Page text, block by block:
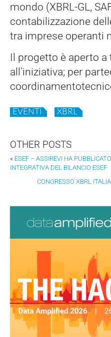
mondo (XBRL-GL,
contabilizzazione
tra imprese operanti
Il progetto è aperto
all’iniziativa; per
EVENTI XBRL
OTHER POSTS
« ESEF – ASSIREVI HA
INTEGRATIVA DEL BILANCIO ESEF
CONGRESSO XBRL